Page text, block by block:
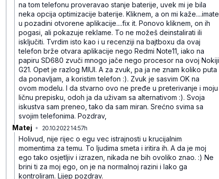
na tom telefonu proveravao stanje baterije, uvek mi je bila
neka opcija optimizacije baterije. Kliknem, a on mi kaže....imate
u pozadini otvorene aplikacije....fix it. Ponovo kliknem, on ih
pogasi, ali pokazuje reklame. To ne možeš deinstalirati ili
isključiti. Tvrdim isto kao i u recenziji na bajtboxu da ovaj
telefon brže otvara aplikacije nego Redmi Note11, iako na
papiru SD680 zvuči mnogo jače nego procesor na ovoj Nokiji
G21. Opet je razlog MIUI. A za zvuk, pa ja ne znam koliko puta
da ponavljam, a koristim telefon :). Zvuk je sasvim OK na
ovom modelu. I da stvarno ovo ne pređe u preterivanje i moju
ličnu prepisku, odoh ja da uživam sa alternativom :). Svoja
iskustva sam preneo, tako da sam miran. Srećno svima sa
svojim telefonima. Pozdrav,
Matej • 20.10.2022 14:57h
Holivud, nije rijec o egu vec istrajnosti u krucijalnim
momentima za temu. To ljudima smeta i iritira ih. A da je moj
ego tako osjetljiv i izrazen, nikada ne bih ovoliko znao. :) Ne
brini ti za moj ego, on je na normalnoj razini i lako ga
kontroliram. Lijep pozdrav.